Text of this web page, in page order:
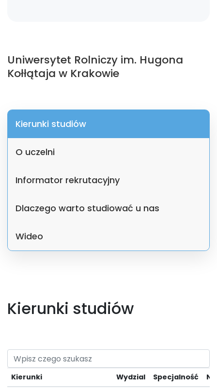
Uniwersytet Rolniczy im. Hugona
Kołłątaja w Krakowie
Kierunki studiów
O uczelni
Informator rekrutacyjny
Dlaczego warto studiować u nas
Wideo
Kierunki studiów
Kierunki Wydzial Specjalność